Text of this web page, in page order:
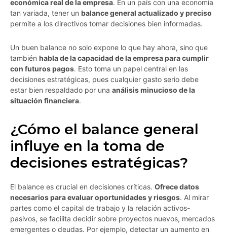
económica real de la empresa. En un país con una economía
tan variada, tener un balance general actualizado y preciso
permite a los directivos tomar decisiones bien informadas.
Un buen balance no solo expone lo que hay ahora, sino que
también habla de la capacidad de la empresa para cumplir
con futuros pagos. Esto toma un papel central en las
decisiones estratégicas, pues cualquier gasto serio debe
estar bien respaldado por una análisis minucioso de la
situación financiera.
¿Cómo el balance general
influye en la toma de
decisiones estratégicas?
El balance es crucial en decisiones críticas. Ofrece datos
necesarios para evaluar oportunidades y riesgos. Al mirar
partes como el capital de trabajo y la relación activos-
pasivos, se facilita decidir sobre proyectos nuevos, mercados
emergentes o deudas. Por ejemplo, detectar un aumento en